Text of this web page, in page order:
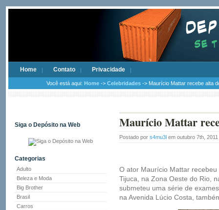
Home Contato Privacidade
Você está aqui: Home -> Celebridades -> Maurício Mattar recebe alta
Siga o Depósito na Web
Categorias
Adulto
Beleza e Moda
Big Brother
Brasil
Carros
Maurício Mattar
Postado por s4mu3l em outubro 7th, 2011
O ator Maurício Mattar recebeu
Tijuca, na Zona Oeste do Rio,
submeteu uma série de
na Avenida Lúcio Costa,